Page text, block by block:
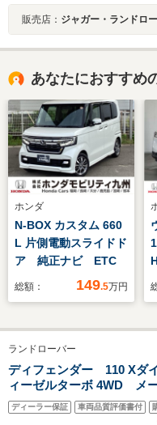
販売店： ジャガー・ランドロ
あなたにおすすめ
ホンダ
N-BOX カスタム 660
L 片側電動スライドド
ア 純正ナビ ETC
総額： 149.5万円
ランドローバー
ディフェンダー 110 Xダ
ィーゼルターボ 4WD メ
保証付き
ディーラー保証 車両品質評価書付